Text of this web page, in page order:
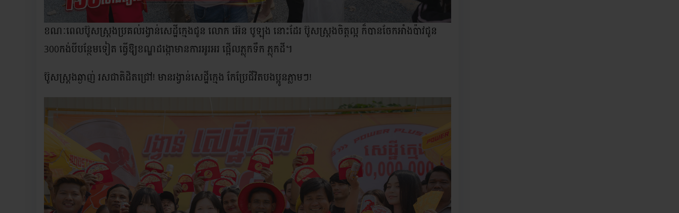
ខណៈពេលប៊ូសស្រ្តងប្រគល់រង្វាន់សេដ្ឋីក្មេងជូន លោក អ៊េន បូឡុង នោះដែរ ប៊ូសស្រ្តងចិត្តល្អ ក៏បានចែកអាំងប៉ាវជូន
300កង់បីបន្ថែមទៀត ធ្វើឱ្យខណ្ឌដង្កោមានការអូរអរ ផ្អើលភ្លុកទឹក ភ្លុកដី។
ប៊ូសស្រ្តងឆ្ងាញ់ រសជាតិដិតជ្រៅ! មានរង្វាន់សេដ្ឋីក្មេង កែប្រែជីវិតបងប្អូនភ្លាមៗ!